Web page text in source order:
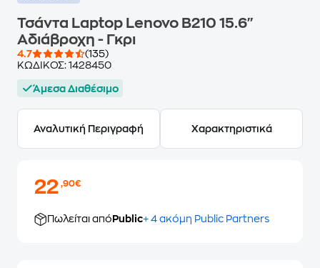
Τσάντα Laptop Lenovo B210 15.6"
Αδιάβροχη - Γκρι
4.7
(135)
ΚΩΔΙΚΟΣ: 1428450
Άμεσα Διαθέσιμο
Αναλυτική Περιγραφή Χαρακτηριστικά
22,90€
Πωλείται από Public+ 4 ακόμη Public Partners